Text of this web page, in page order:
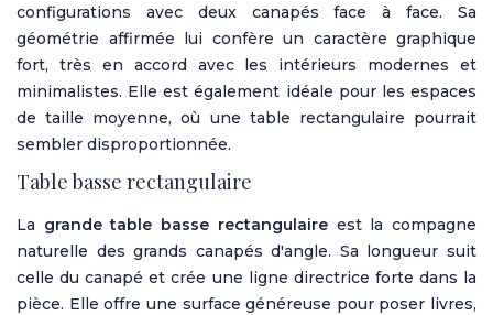
configurations avec deux canapés face à face. Sa
géométrie affirmée lui confère un caractère graphique
fort, très en accord avec les intérieurs modernes et
minimalistes. Elle est également idéale pour les espaces
de taille moyenne, où une table rectangulaire pourrait
sembler disproportionnée.
Table basse rectangulaire
La grande table basse rectangulaireest la compagne
naturelle des grands canapés d'angle. Sa longueur suit
celle du canapé et crée une ligne directrice forte dans la
pièce. Elle offre une surface généreuse pour poser livres,